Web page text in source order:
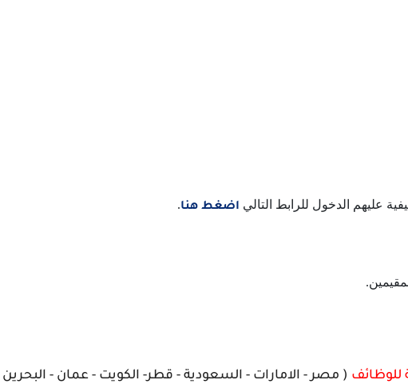
عليهم الدخول للرابط التالي اضغط هنا.
للوظائف ( مصر - الامارات - السعودية - قطر- الكويت - عمان -